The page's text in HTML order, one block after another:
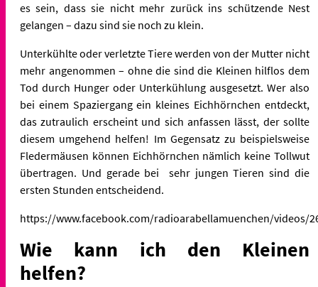
es sein, dass sie nicht mehr zurück ins schützende Nest
gelangen – dazu sind sie noch zu klein.
Unterkühlte oder verletzte Tiere werden von der Mutter nicht
mehr angenommen – ohne die sind die Kleinen hilflos dem
Tod durch Hunger oder Unterkühlung ausgesetzt. Wer also
bei einem Spaziergang ein kleines Eichhörnchen entdeckt,
das zutraulich erscheint und sich anfassen lässt, der sollte
diesem umgehend helfen! Im Gegensatz zu beispielsweise
Fledermäusen können Eichhörnchen nämlich keine Tollwut
übertragen. Und gerade bei sehr jungen Tieren sind die
ersten Stunden entscheidend.
https://www.facebook.com/radioarabellamuenchen/videos/
Wie kann ich den Kleinen
helfen?